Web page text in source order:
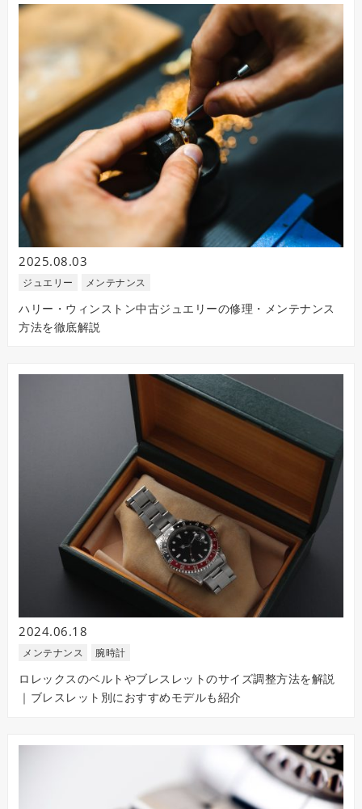
2025.08.03
ジュエリー メンテナンス
ハリー・ウィンストン中古ジュエリーの修理・メンテナンス
方法を徹底解説
2024.06.18
メンテナンス 腕時計
ロレックスのベルトやブレスレットのサイズ調整方法を解説
｜ブレスレット別におすすめモデルも紹介